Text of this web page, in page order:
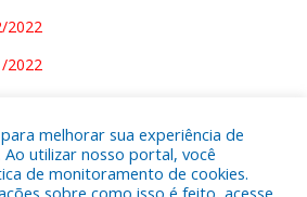
2022
2022
2022
2022
melhorar sua experiência de
utilizar nosso portal, você
de monitoramento de cookies.
sobre como isso é feito, acesse